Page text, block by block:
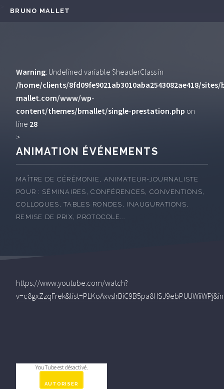
Panneau de gestion des cookies
BRUNO MALLET
Warning: Undefined variable $headerClass in
/home/clients/8fd09fe9021ab3010aba2543082ae418/
mallet.com/www/wp-
content/themes/bmallet/single-prestation.php on
line 28
>
ANIMATION ÉVÉNEMENTS
MAÎTRE DE CÉRÉMONIE, ANIMATEUR-JOURNALISTE
POUR : SÉMINAIRES, CONFÉRENCES, CONVENTIONS,
COLLOQUES, TABLES RONDES, INAUGURATIONS,
REMISE DE PRIX, PROTOCOLE...
https://www.youtube.com/watch?
YouTube est désactivé.
AUTORISER